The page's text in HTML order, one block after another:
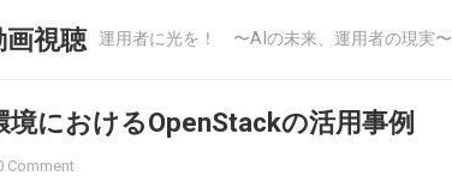
視聴 運用者に光を！ 〜AIの未来、運用者の現実〜
におけるOpenStackの活用事例
Comment